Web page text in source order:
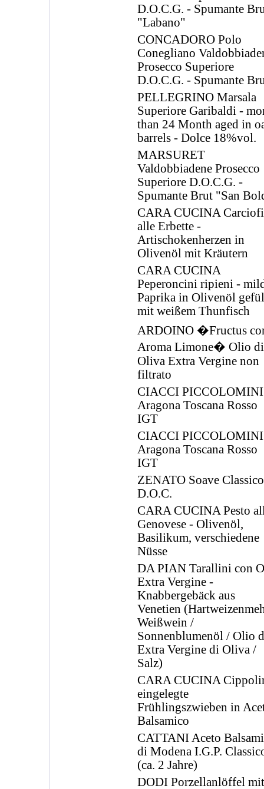
D.O.C.G. - Spumante
"Labano"
CONCADORO Polo
Conegliano
Prosecco Superiore
D.O.C.G. - Spumante
PELLEGRINO Marsala
Superiore Garibaldi -
than 24 Month aged in
barrels - Dolce 18%vol.
MARSURET
Valdobbiadene Prosecco
Superiore D.O.C.G. -
Spumante Brut "San
CARA CUCINA
alle Erbette -
Artischokenherzen in
Olivenöl mit Kräutern
CARA CUCINA
Peperoncini ripieni -
Paprika in Olivenöl
mit weißem Thunfisch
ARDOINO �Fructus
Aroma Limone� Olio di
Oliva Extra Vergine non
filtrato
CIACCI
Aragona Toscana Rosso
IGT
CIACCI
Aragona Toscana Rosso
IGT
ZENATO Soave Classico
D.O.C.
CARA CUCINA Pesto
Genovese - Olivenöl,
Basilikum, verschiedene
Nüsse
DA PIAN Tarallini con
Extra Vergine -
Knabbergebäck aus
Venetien
Weißwein /
Sonnenblumenöl / Olio
Extra Vergine di Oliva /
Salz)
CARA CUCINA
eingelegte
Frühlingszwieben in
Balsamico
CATTANI Aceto
di Modena I.G.P.
(ca. 2 Jahre)
DODI Porzellanlöffel mit